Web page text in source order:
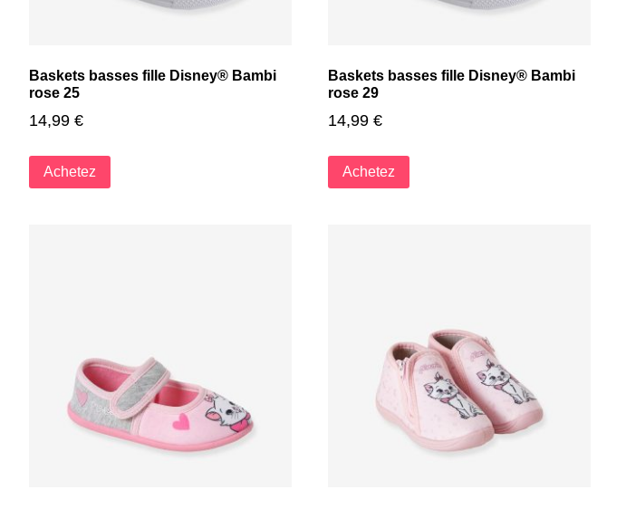
Baskets basses fille Disney® Bambi
rose 25
14,99 €
Achetez
Baskets basses fille Disney® Bambi
rose 29
14,99 €
Achetez